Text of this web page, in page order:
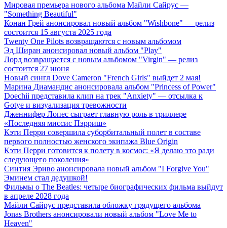
Мировая премьера нового альбома Майли Сайрус —
"Something Beautiful"
Конан Грей анонсировал новый альбом "Wishbone" — релиз
состоится 15 августа 2025 года
Twenty One Pilots возвращаются с новым альбомом
Эд Ширан анонсировал новый альбом "Play"
Лорд возвращается с новым альбомом "Virgin" — релиз
состоится 27 июня
Новый сингл Dove Cameron "French Girls" выйдет 2 мая!
Марина Диамандис анонсировала альбом "Princess of Power"
Doechii представила клип на трек "Anxiety" — отсылка к
Gotye и визуализация тревожности
Дженнифер Лопес сыграет главную роль в триллере
«Последняя миссис Пэрриш»
Кэти Перри совершила суборбитальный полет в составе
первого полностью женского экипажа Blue Origin
Кэти Перри готовится к полету в космос: «Я делаю это ради
следующего поколения»
Синтия Эриво анонсировала новый альбом "I Forgive You"
Эминем стал дедушкой!
Фильмы о The Beatles: четыре биографических фильма выйдут
в апреле 2028 года
Майли Сайрус представила обложку грядущего альбома
Jonas Brothers анонсировали новый альбом "Love Me to
Heaven"